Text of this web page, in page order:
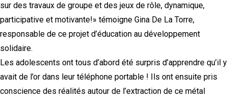
sur des travaux de groupe et des jeux de rôle, dynamique,
participative et motivante!» témoigne Gina De La Torre,
responsable de ce projet d’éducation au développement
solidaire.
Les adolescents ont tous d’abord été surpris d’apprendre qu’il y
avait de l’or dans leur téléphone portable ! Ils ont ensuite pris
conscience des réalités autour de l’extraction de ce métal